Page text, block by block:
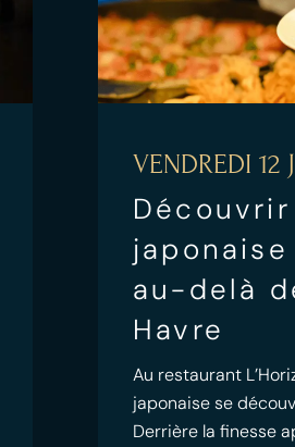
VENDREDI 12
au-delà
Havre
Au restaurant
japonaise se
Derrière la finesse